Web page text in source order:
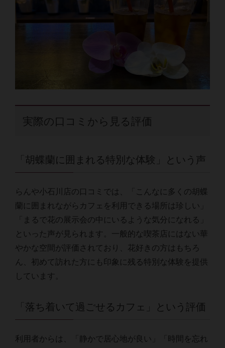
実際の口コミから見る評価
「胡蝶蘭に囲まれる特別な体験」という声
らんや小石川店の口コミでは、「こんなに多くの胡蝶
蘭に囲まれながらカフェを利用できる場所は珍しい」
「まるで花の展示会の中にいるような気分になれる」
といった声が見られます。一般的な喫茶店にはない華
やかな空間が評価されており、花好きの方はもちろ
ん、初めて訪れた方にも印象に残る特別な体験を提供
しています。
「落ち着いて過ごせるカフェ」という評価
利用者からは、「静かで居心地が良い」「時間を忘れ